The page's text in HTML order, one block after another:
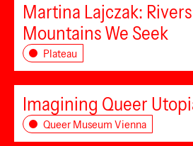
Martina Lajczak:
Mountains We Seek
Plateau
Imagining Queer
Queer Museum Vienna